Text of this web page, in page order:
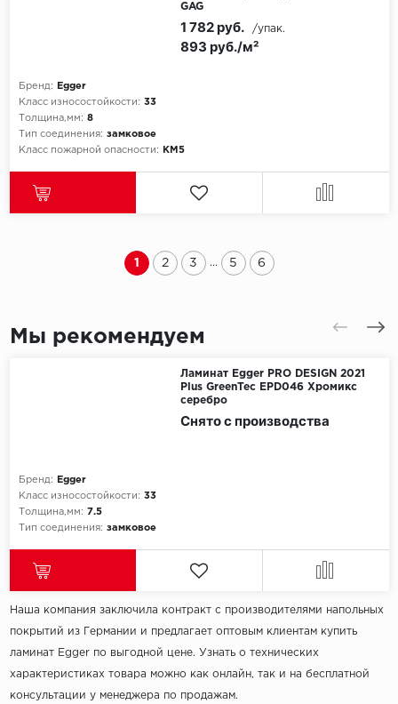
GAG
Бренд:
Egger
Класс износостойкости: 33
Толщина,мм: 8
Тип соединения: замковое
Класс пожарной опасности:
КМ5
893 руб./м²
1 782 руб. /упак.
1 2 3 ... 5 6
Мы рекомендуем
Ламинат Egger PRO DESIGN 2021
Plus GreenTec EPD046 Хромикс
серебро
Бренд:
Egger
Класс износостойкости: 33
Толщина,мм: 7.5
Тип соединения: замковое
Снято с производства
Наша компания заключила контракт с производителями напольных
покрытий из Германии и предлагает оптовым клиентам купить
ламинат Egger по выгодной цене. Узнать о технических
характеристиках товара можно как онлайн, так и на бесплатной
консультации у менеджера по продажам.